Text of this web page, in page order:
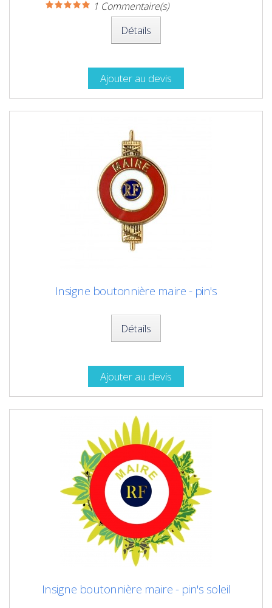
1 Commentaire(s)
Détails
Ajouter au devis
Insigne boutonnière maire - pin's
Détails
Ajouter au devis
Insigne boutonnière maire - pin's soleil